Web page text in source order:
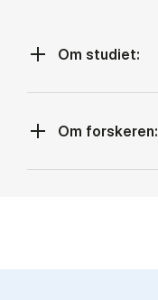
Om studiet:
Om forskeren: